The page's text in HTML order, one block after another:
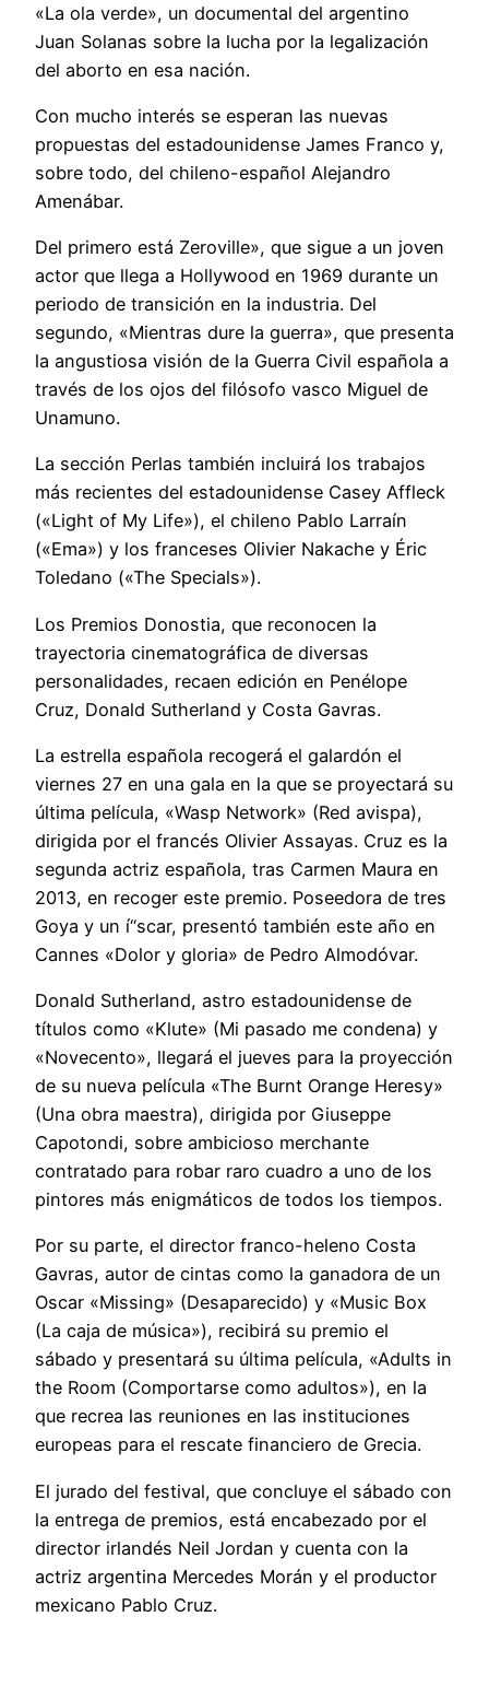
«La ola verde», un documental del argentino
Juan Solanas sobre la lucha por la legalización
del aborto en esa nación.
Con mucho interés se esperan las nuevas
propuestas del estadounidense James Franco y,
sobre todo, del chileno-español Alejandro
Amenábar.
Del primero está Zeroville», que sigue a un joven
actor que llega a Hollywood en 1969 durante un
periodo de transición en la industria. Del
segundo, «Mientras dure la guerra», que presenta
la angustiosa visión de la Guerra Civil española a
través de los ojos del filósofo vasco Miguel de
Unamuno.
La sección Perlas también incluirá los trabajos
más recientes del estadounidense Casey Affleck
(«Light of My Life»), el chileno Pablo Larraín
(«Ema») y los franceses Olivier Nakache y Éric
Toledano («The Specials»).
Los Premios Donostia, que reconocen la
trayectoria cinematográfica de diversas
personalidades, recaen edición en Penélope
Cruz, Donald Sutherland y Costa Gavras.
La estrella española recogerá el galardón el
viernes 27 en una gala en la que se proyectará su
última película, «Wasp Network» (Red avispa),
dirigida por el francés Olivier Assayas. Cruz es la
segunda actriz española, tras Carmen Maura en
2013, en recoger este premio. Poseedora de tres
Goya y un í“scar, presentó también este año en
Cannes «Dolor y gloria» de Pedro Almodóvar.
Donald Sutherland, astro estadounidense de
títulos como «Klute» (Mi pasado me condena) y
«Novecento», llegará el jueves para la proyección
de su nueva película «The Burnt Orange Heresy»
(Una obra maestra), dirigida por Giuseppe
Capotondi, sobre ambicioso merchante
contratado para robar raro cuadro a uno de los
pintores más enigmáticos de todos los tiempos.
Por su parte, el director franco-heleno Costa
Gavras, autor de cintas como la ganadora de un
Oscar «Missing» (Desaparecido) y «Music Box
(La caja de música»), recibirá su premio el
sábado y presentará su última película, «Adults in
the Room (Comportarse como adultos»), en la
que recrea las reuniones en las instituciones
europeas para el rescate financiero de Grecia.
El jurado del festival, que concluye el sábado con
la entrega de premios, está encabezado por el
director irlandés Neil Jordan y cuenta con la
actriz argentina Mercedes Morán y el productor
mexicano Pablo Cruz.